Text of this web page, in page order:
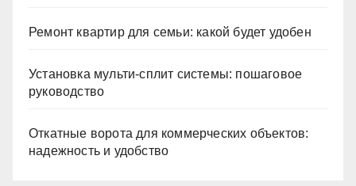
Ремонт квартир для семьи: какой будет удобен
Установка мульти-сплит системы: пошаговое
руководство
Откатные ворота для коммерческих объектов:
надежность и удобство